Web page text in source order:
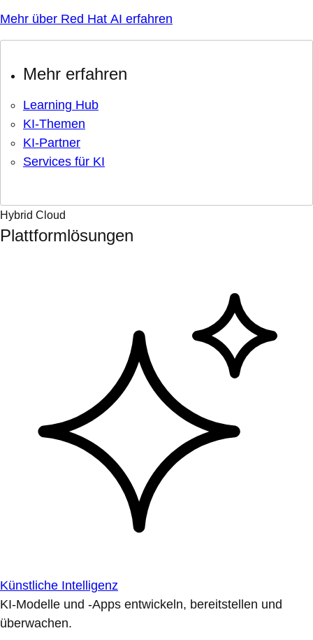
Mehr über Red Hat AI erfahren
Mehr erfahren
Learning Hub
KI-Themen
KI-Partner
Services für KI
Hybrid Cloud
Plattformlösungen
Künstliche Intelligenz
KI-Modelle und -Apps entwickeln, bereitstellen und
überwachen.